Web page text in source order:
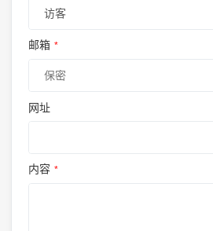
邮箱 *
网址
内容 *